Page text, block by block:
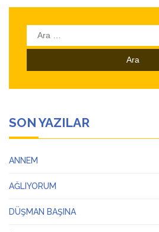
Arama:
SON YAZILAR
ANNEM
AĞLIYORUM
DÜŞMAN BAŞINA